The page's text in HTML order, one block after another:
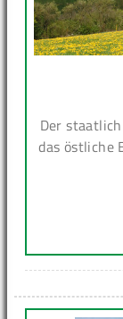
Der
das östliche